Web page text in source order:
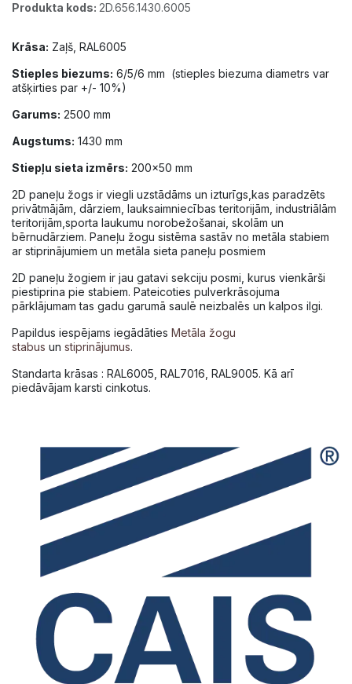
Produkta kods: 2D.656.1430.6005
Krāsa: Zaļš, RAL6005
Stieples biezums: 6/5/6 mm (stieples biezuma diametrs var
atšķirties par +/- 10%)
Garums: 2500 mm
Augstums: 1430 mm
Stiepļu sieta izmērs: 200x50 mm
2D paneļu žogs ir viegli uzstādāms un izturīgs,kas paradzēts
privātmājām, dārziem, lauksaimniecības teritorijām, industriālām
teritorijām,sporta laukumu norobežošanai, skolām un
bērnudārziem. Paneļu žogu sistēma sastāv no metāla stabiem
ar stiprinājumiem un metāla sieta paneļu posmiem
2D paneļu žogiem ir jau gatavi sekciju posmi, kurus vienkārši
piestiprina pie stabiem. Pateicoties pulverkrāsojuma
pārklājumam tas gadu garumā saulē neizbalēs un kalpos ilgi.
Papildus iespējams iegādāties Metāla žogu
stabus un stiprinājumus.
Standarta krāsas : RAL6005, RAL7016, RAL9005. Kā arī
piedāvājam karsti cinkotus.